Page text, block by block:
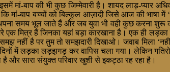
बाप की भी कुछ जिम्मेवारी है। शायद लाड़-प्यार
मां-बाप बच्चों को बिल्कुल आज़ादी जिसे आज की भाषा में
समय भूल जाते हैं और जब युवा भी वही कुछ करना
मित्र हैं जिनका यहां बड़ा कारखाना है। एक ही
नहीं है पर तुम तो समझदारी दिखाओ। जवाब मिला
में लड़का लड़झगड़ कर वापिस चला गया। लेकिन
सारा संयुक्त परिवार खुशी से इकट्ठा रह रहा है।